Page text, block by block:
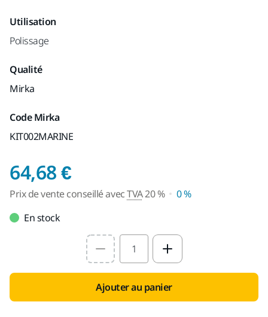
Utilisation
Polissage
Qualité
Mirka
Code Mirka
KIT002MARINE
64,68 €Prix de vente
Prix de vente conseillé avecTVA20 %
0 %
En stock
Select quantity value
Ajouter au panier